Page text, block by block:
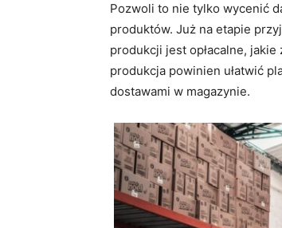
Pozwoli to nie tylko wycenić
produktów. Już na etapie
produkcji jest opłacalne,
produkcja powinien ułatwić
dostawami w magazynie.